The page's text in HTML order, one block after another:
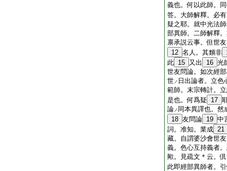
義也。何以此師。
答。大師解釋。必
疑之耶。就中光法
部異師。二師解釋
禀承説云事。但世
12 名人。其類非
此 15 又出 16 光
世友問論。如次經
世ノ 日出論者。立色
範師。末宗轉計。
是也。何爲疑
17
論ノ 同本異譯也。然
18 友問論 19 中
詞。准知。業成 21
藏。自謂婆沙會世
義。色心互持義者
歟。見疏文＊云。
此即經部異師者。